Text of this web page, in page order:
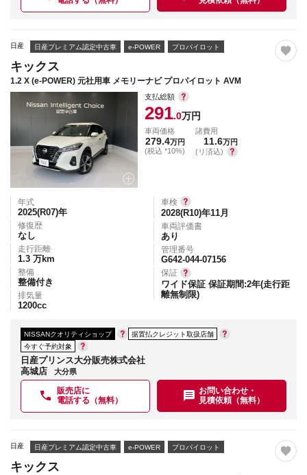
日産 日産プレミアム認定中古車 e-POWER プロパイロット
キックス
1.2 X (e-POWER) 元社用車 メモリーナビ プロパイロット AVM
支払総額
291.0万円
車両価格
279.4万円
(税込 *10%)
諸費用
11.6万円
(リ済込)
年式
2025(R07)年
修復歴
なし
走行距離
1.3 万km
整備
整備付き
排気量
1200cc
車検
2028(R10)年11月
車両評価書
あり
管理番号
G642-044-07156
保証
ワイド保証 保証期間:2年(走行距
離無制限)
NISSANクオリティショップ
据置払クレジット取扱店舗
今すぐ予約対象
日産プリンス大分販売株式会社
高城店
大分県
販売店に
電話する（無料）
お問い合わせ・
見積依頼（無料）
日産 日産プレミアム認定中古車 e-POWER プロパイロット
キックス